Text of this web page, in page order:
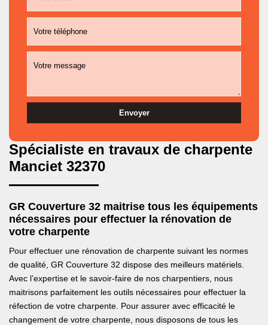
Spécialiste en travaux de charpente
Manciet 32370
GR Couverture 32 maitrise tous les équipements
nécessaires pour effectuer la rénovation de
votre charpente
Pour effectuer une rénovation de charpente suivant les normes
de qualité, GR Couverture 32 dispose des meilleurs matériels.
Avec l’expertise et le savoir-faire de nos charpentiers, nous
maitrisons parfaitement les outils nécessaires pour effectuer la
réfection de votre charpente. Pour assurer avec efficacité le
changement de votre charpente, nous disposons de tous les